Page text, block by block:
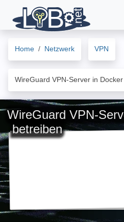
Home Netzwerk VPN
WireGuard VPN-Server in
WireGuard VPN-
betreiben